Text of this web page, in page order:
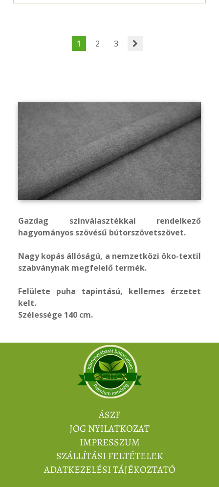
1 2 3
Gazdag színválasztékkal rendelkező
hagyományos szövésű bútorszövetszövet.
Nagy kopás állóságú, a nemzetközi öko-textil
szabványnak megfelelő termék.
Felülete puha tapintású, kellemes érzetet
kelt.
Szélessége 140 cm.
ÁSZF
JOG NYILATKOZAT
IMPRESSZUM
SZÁLLÍTÁSI FELTÉTELEK
ADATKEZELÉSI TÁJÉKOZTATÓ